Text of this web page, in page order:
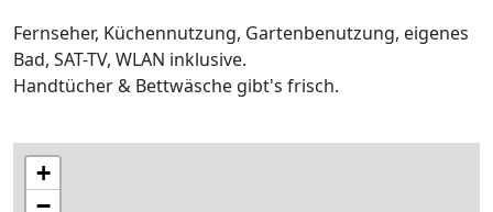
Fernseher, Küchennutzung, Gartenbenutzung, eigenes
Bad, SAT-TV, WLAN inklusive.
Handtücher & Bettwäsche gibt's frisch.
+
−